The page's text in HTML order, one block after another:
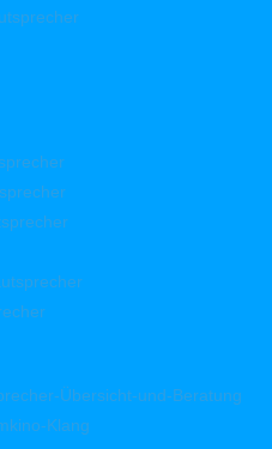
Übersicht-und-Beratung
Klang